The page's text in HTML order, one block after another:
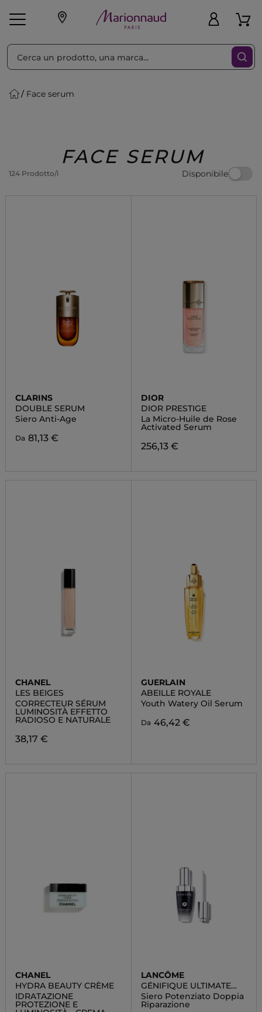
Make-up
Regalo
Face serum
FACE SERUM
124 Prodotto/i Disponibile
Ordina per Filtra
CLARINS
DOUBLE SERUM
Siero Anti-Age
Da 81,13 €
DIOR
DIOR PRESTIGE
La Micro-Huile de Rose
Activated Serum
256,13 €
CHANEL
LES BEIGES
CORRECTEUR SÉRUM
LUMINOSITÀ EFFETTO
RADIOSO E NATURALE
38,17 €
GUERLAIN
ABEILLE ROYALE
Youth Watery Oil Serum
Da 46,42 €
CHANEL
HYDRA BEAUTY CRÈME
IDRATAZIONE
PROTEZIONE E
LANCÔME
GÉNIFIQUE ULTIMATE
SERUM
Siero Potenziato Doppia
Riparazione